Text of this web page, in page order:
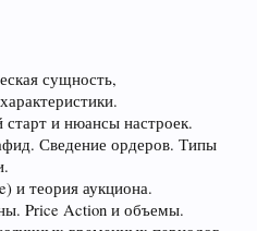
сущность,
и нюансы настроек.
Сведение ордеров. Типы
и теория аукциона.
Price Action и объемы.